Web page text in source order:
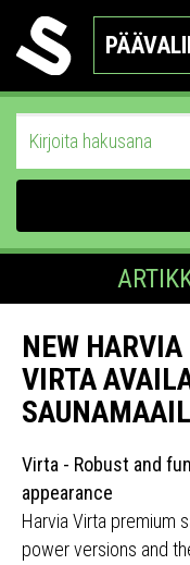
NEW
VIRTA
Virta - Robust and
appearance
Harvia Virta premium
power versions and